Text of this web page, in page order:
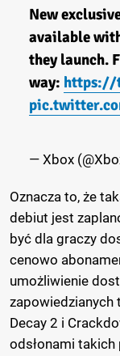
New
available
they launch.
way: https://
— Xbox
Oznacza to, że
debiut jest
być dla graczy
cenowo
umożliwienie
zapowiedzianych
Decay 2 i
odsłonami takich